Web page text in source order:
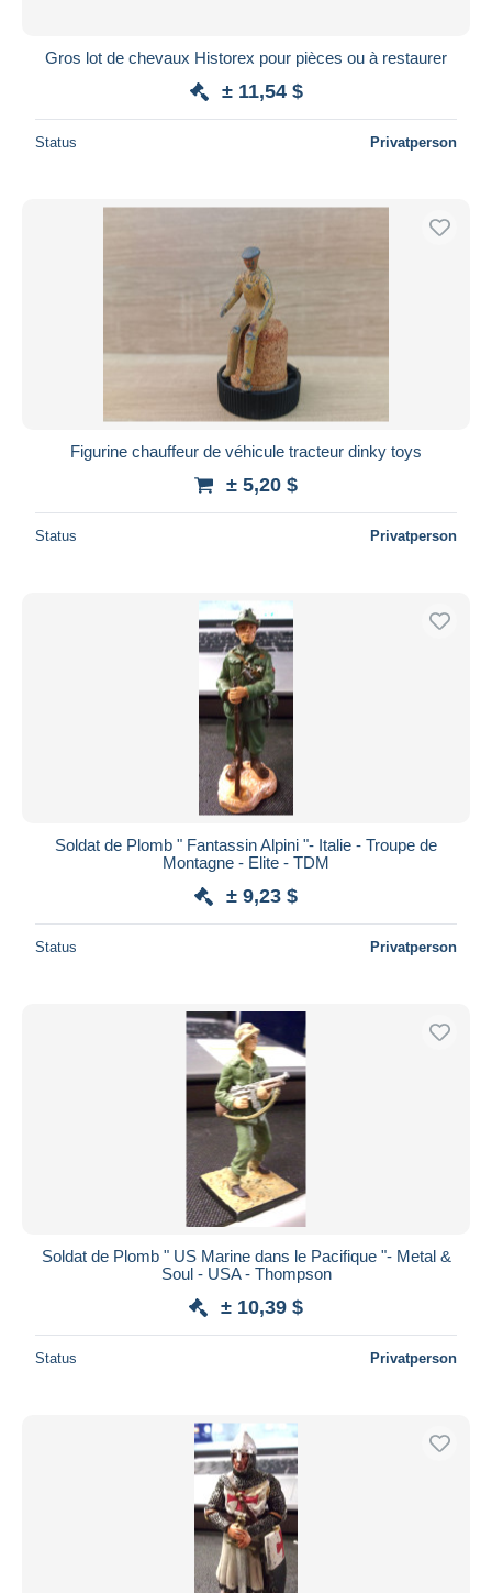
Gros lot de chevaux Historex pour pièces ou à restaurer
± 11,54 $
Status Privatperson
Figurine chauffeur de véhicule tracteur dinky toys
± 5,20 $
Status Privatperson
Soldat de Plomb " Fantassin Alpini "- Italie - Troupe de
Montagne - Elite - TDM
± 9,23 $
Status Privatperson
Soldat de Plomb " US Marine dans le Pacifique "- Metal &
Soul - USA - Thompson
± 10,39 $
Status Privatperson